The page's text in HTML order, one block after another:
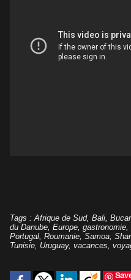
Tags : Afrique de Sud, Bali
du Danube Europe gastronomie
Portugal Roumanie Samoa
Tunisie Uruguay, vacances